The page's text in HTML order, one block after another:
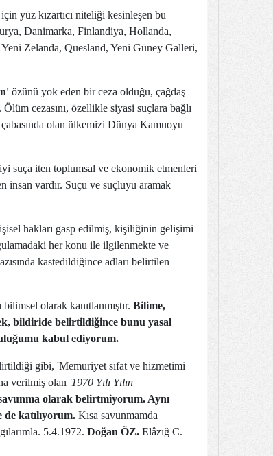
yüz kızartıcı niteliği kesinleşen bu
Danimarka, Finlandiya, Hollanda,
Zelanda, Quesland, Yeni Güney Galleri,
özünü yok eden bir ceza olduğu, çağdaş
cezasını, özellikle siyasi suçlara bağlı
çabasında olan ülkemizi Dünya Kamuoyu
suça iten toplumsal ve ekonomik etmenleri
insan vardır. Suçu ve suçluyu aramak
hakları gasp edilmiş, kişiliğinin gelişimi
her konu ile ilgilenmekte ve
kastedildiğince adları belirtilen
bilimsel olarak kanıtlanmıştır. Bilime,
bildiride belirtildiğince bunu yasal
kabul ediyorum.
gibi, 'Memuriyet sıfat ve hizmetimi
verilmiş olan '1970 Yılı Yılın
olarak belirtmiyorum. Aynı
katılıyorum. Kısa savunmamda
5.4.1972. Doğan ÖZ. Elâzığ C.